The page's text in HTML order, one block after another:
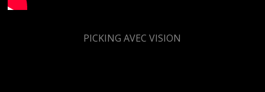
PICKING AVEC VISION